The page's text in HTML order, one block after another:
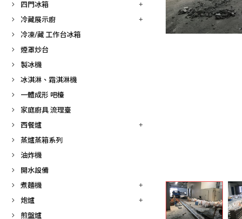
四門冰箱
冷藏展示廚
冷凍/藏 工作台冰箱
煙罩炒台
製冰機
冰淇淋、霜淇淋機
一體成形 吧檯
家庭廚具 流理臺
西餐爐
蒸爐蒸箱系列
油炸機
開水設備
煮麵機
炮爐
煎盤爐